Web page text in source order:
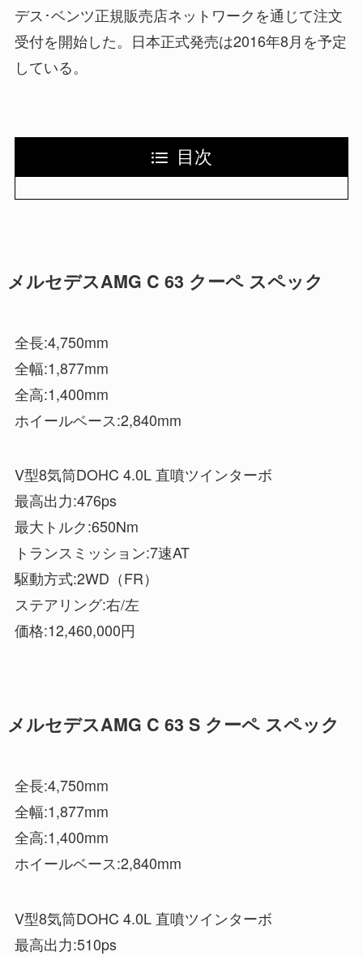
デス･ベンツ正規販売店ネットワークを通じて注文
受付を開始した。日本正式発売は2016年8月を予定
している。
目次
メルセデスAMG C 63 クーペ スペック
全長:4,750mm
全幅:1,877mm
全高:1,400mm
ホイールベース:2,840mm
V型8気筒DOHC 4.0L 直噴ツインターボ
最高出力:476ps
最大トルク:650Nm
トランスミッション:7速AT
駆動方式:2WD（FR）
ステアリング:右/左
価格:12,460,000円
メルセデスAMG C 63 S クーペ スペック
全長:4,750mm
全幅:1,877mm
全高:1,400mm
ホイールベース:2,840mm
V型8気筒DOHC 4.0L 直噴ツインターボ
最高出力:510ps